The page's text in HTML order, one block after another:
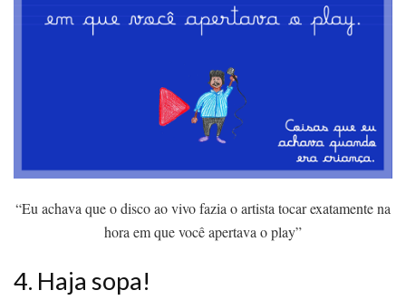
“Eu achava que o disco ao vivo fazia o artista tocar exatamente na
hora em que você apertava o play”
4. Haja sopa!